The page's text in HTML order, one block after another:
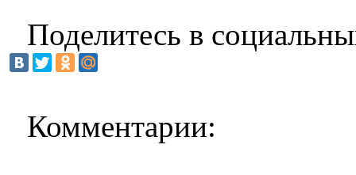
Поделитесь в
Комментарии: